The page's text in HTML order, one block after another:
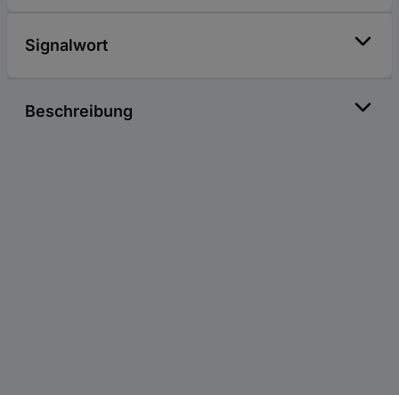
Signalwort
Beschreibung